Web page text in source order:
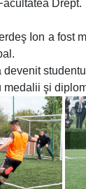
Drept.
Ion a fost
medalii şi